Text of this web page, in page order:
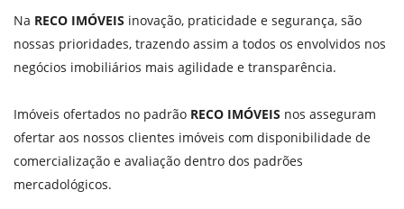
Na RECO IMÓVEIS inovação, praticidade e segurança, são
nossas prioridades, trazendo assim a todos os envolvidos nos
negócios imobiliários mais agilidade e transparência.
Imóveis ofertados no padrão RECO IMÓVEIS nos asseguram
ofertar aos nossos clientes imóveis com disponibilidade de
comercialização e avaliação dentro dos padrões
mercadológicos.